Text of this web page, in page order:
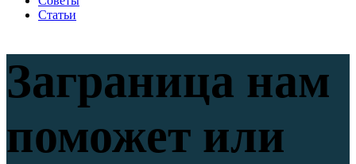
Статьи
Заграница нам
поможет или